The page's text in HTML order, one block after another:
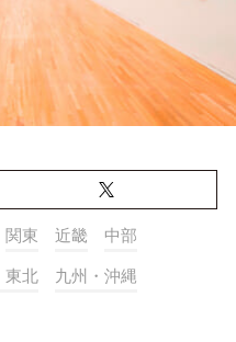
関東 近畿 中部
東北 九州・沖縄